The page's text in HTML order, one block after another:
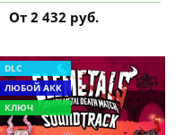
От 2 432 руб.
DLC
ЛЮБОЙ АКК
КЛЮЧ